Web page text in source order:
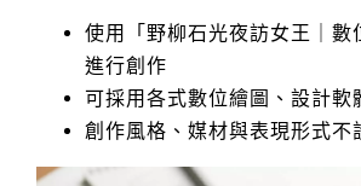
使用「野柳石光夜訪女王｜
進行創作
可採用各式數位繪圖、設計
創作風格、媒材與表現形式